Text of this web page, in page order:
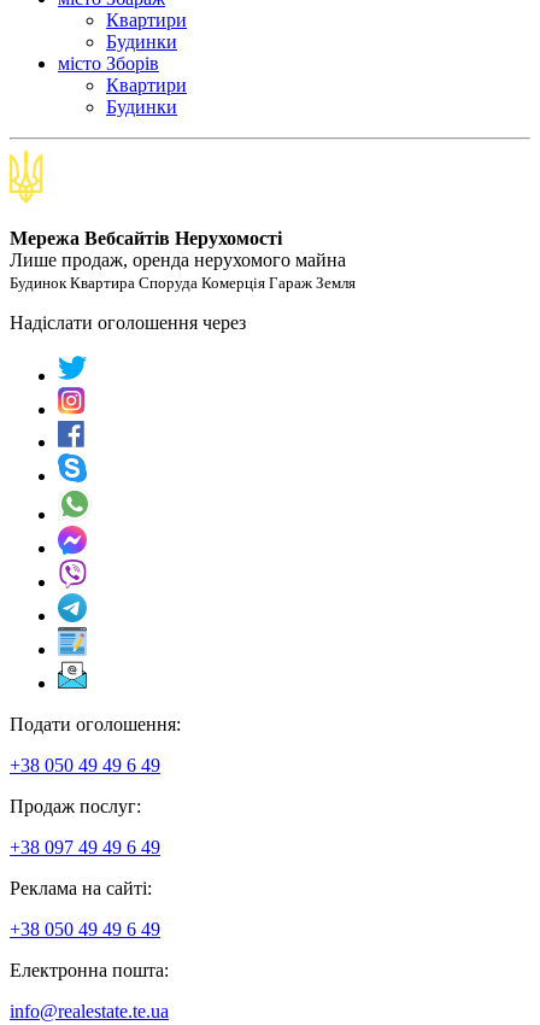
Квартири
Будинки
місто Зборів
Квартири
Будинки
Мережа Вебсайтів Нерухомості
Лише продаж, оренда нерухомого майна
Будинок Квартира Споруда Комерція Гараж Земля
Надіслати оголошення через
Подати оголошення:
+38 050 49 49 6 49
Продаж послуг:
+38 097 49 49 6 49
Реклама на сайті:
+38 050 49 49 6 49
Електронна пошта:
info@realestate.te.ua